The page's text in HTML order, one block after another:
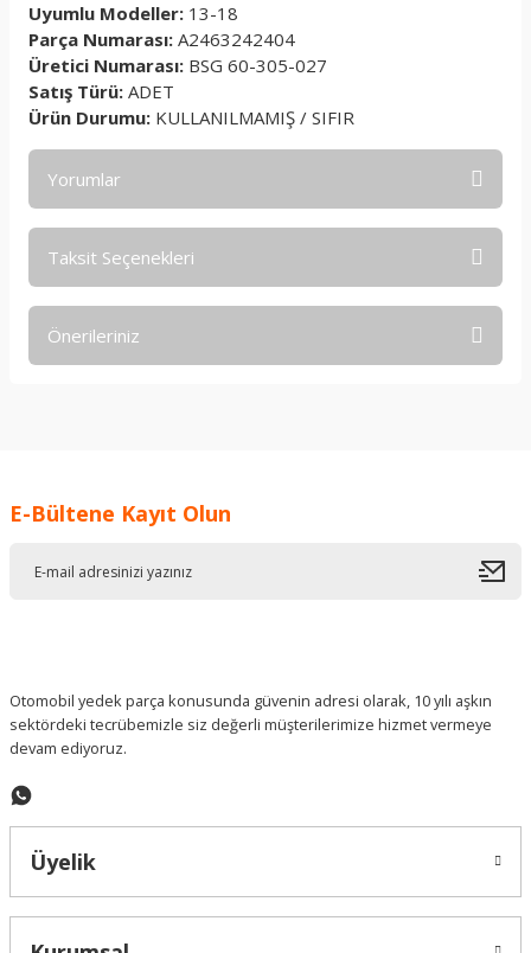
Uyumlu Modeller: 13-18
Parça Numarası: A2463242404
Üretici Numarası: BSG 60-305-027
Satış Türü: ADET
Ürün Durumu: KULLANILMAMIŞ / SIFIR
Yorumlar
Taksit Seçenekleri
Önerileriniz
Ürün resmi kalitesiz, bozuk veya görüntülenemiyor.
E-Bültene Kayıt Olun
Otomobil yedek parça konusunda güvenin adresi olarak, 10 yılı aşkın
sektördeki tecrübemizle siz değerli müşterilerimize hizmet vermeye
devam ediyoruz.
Üyelik